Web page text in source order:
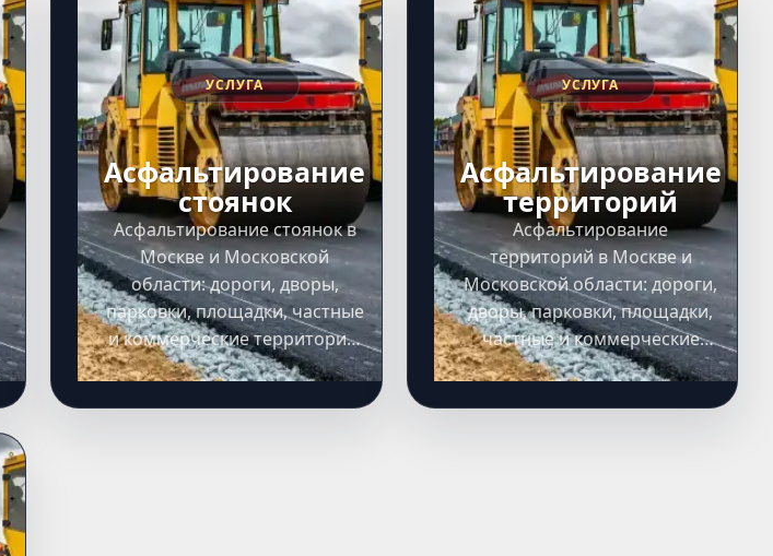
УСЛУГА
Асфальтирование
стоянок
Асфальтирование стоянок в
Москве и Московской
области: дороги, дворы,
парковки, площадки, частные
и коммерческие территории,
выезд на объект, расчет
УСЛУГА
Асфальтирование
территорий
Асфальтирование
территорий в Москве и
Московской области: дороги,
дворы, парковки, площадки,
частные и коммерческие
территории, выезд на объект,